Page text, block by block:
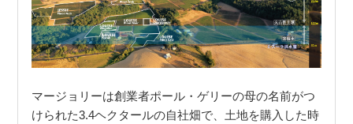
マージョリーは創業者ポール・ゲリーの母の名前がつ
けられた3.4ヘクタールの自社畑で、土地を購入した時